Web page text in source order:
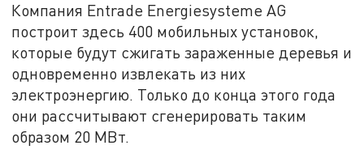
Компания Entrade Energiesysteme AG
построит здесь 400 мобильных установок,
которые будут сжигать зараженные деревья и
одновременно извлекать из них
электроэнергию. Только до конца этого года
они рассчитывают сгенерировать таким
образом 20 МВт.